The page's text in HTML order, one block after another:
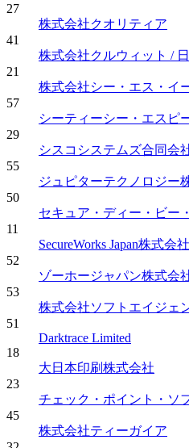
27
株式会社クオリティア
41
株式会社クルウィット /
21
株式会社シー・エス・イ
57
シーティーシー・エスピ
29
シスコシステムズ合同会
55
ジュピターテクノロジー
50
セキュア・ディー・ビー
11
SecureWorks Japan株式会社
52
ゾーホージャパン株式会
53
株式会社ソフトエイジェ
51
Darktrace Limited
18
大日本印刷株式会社
23
チェック・ポイント・ソ
45
株式会社ティーガイア